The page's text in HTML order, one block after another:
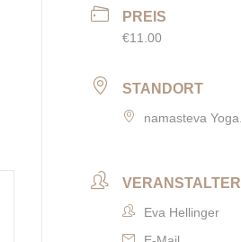
PREIS
€11.00
STANDORT
namasteva Yoga.
VERANSTALTER
Eva Hellinger